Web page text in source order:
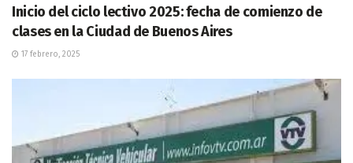
Inicio del ciclo lectivo 2025: fecha de comienzo de
clases en la Ciudad de Buenos Aires
17 febrero, 2025